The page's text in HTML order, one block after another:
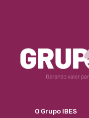
O Grupo IBES